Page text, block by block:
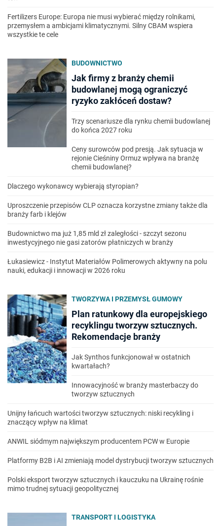
Fertilizers Europe: Europa nie musi wybierać między rolnikami,
przemysłem a ambicjami klimatycznymi. Silny CBAM wspiera
wszystkie te cele
BUDOWNICTWO
Jak firmy z branży chemii
budowlanej mogą ograniczyć
ryzyko zakłóceń dostaw?
Trzy scenariusze dla rynku chemii budowlanej
do końca 2027 roku
Ceny surowców pod presją. Jak sytuacja w
rejonie Cieśniny Ormuz wpływa na branżę
chemii budowlanej?
Dlaczego wykonawcy wybierają styropian?
Uproszczenie przepisów CLP oznacza korzystne zmiany także dla
branży farb i klejów
Budownictwo ma już 1,85 mld zł zaległości - szczyt sezonu
inwestycyjnego nie gasi zatorów płatniczych w branży
Łukasiewicz - Instytut Materiałów Polimerowych aktywny na polu
nauki, edukacji i innowacji w 2026 roku
TWORZYWA I PRZEMYSŁ GUMOWY
Plan ratunkowy dla europejskiego
recyklingu tworzyw sztucznych.
Rekomendacje branży
Jak Synthos funkcjonował w ostatnich
kwartałach?
Innowacyjność w branży masterbaczy do
tworzyw sztucznych
Unijny łańcuch wartości tworzyw sztucznych: niski recykling i
znaczący wpływ na klimat
ANWIL siódmym największym producentem PCW w Europie
Platformy B2B i AI zmieniają model dystrybucji tworzyw sztucznych
Polski eksport tworzyw sztucznych i kauczuku na Ukrainę rośnie
mimo trudnej sytuacji geopolitycznej
TRANSPORT I LOGISTYKA